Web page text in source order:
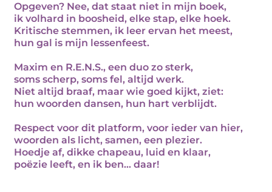
Opgeven? Nee, dat staat niet in mijn boek,
ik volhard in boosheid, elke stap, elke hoek.
Kritische stemmen, ik leer ervan het meest,
hun gal is mijn lessenfeest.
Maxim en R.E.N.S., een duo zo sterk,
soms scherp, soms fel, altijd werk.
Niet altijd braaf, maar wie goed kijkt, ziet:
hun woorden dansen, hun hart verblijdt.
Respect voor dit platform, voor ieder van hier,
woorden als licht, samen, een plezier.
Hoedje af, dikke chapeau, luid en klaar,
poëzie leeft, en ik ben... daar!